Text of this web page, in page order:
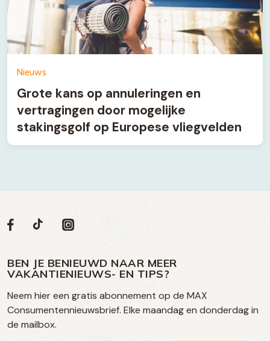
Nieuws
Grote kans op annuleringen en
vertragingen door mogelijke
stakingsgolf op Europese vliegvelden
Volg
op
social
media
Social
Volg
op
Facebook
Volg
op
TikTok
Volg
op
Instagram
BEN JE BENIEUWD NAAR MEER
VAKANTIENIEUWS- EN TIPS?
Neem hier een gratis abonnement op de MAX
Consumentennieuwsbrief. Elke maandag en donderdag in
de mailbox.